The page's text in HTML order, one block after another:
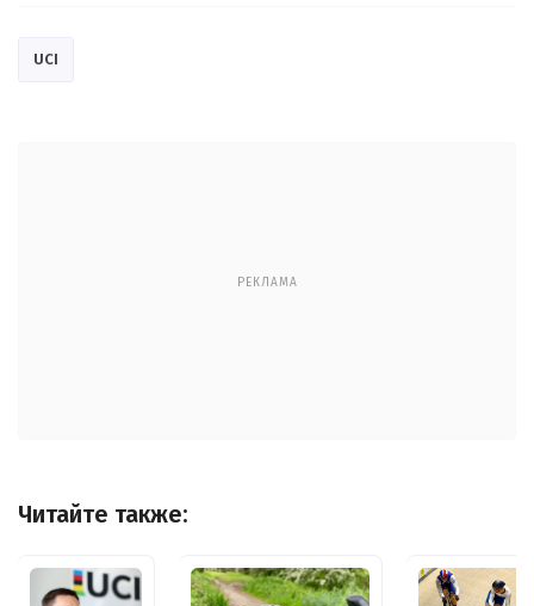
UCI
РЕКЛАМА
Читайте также: